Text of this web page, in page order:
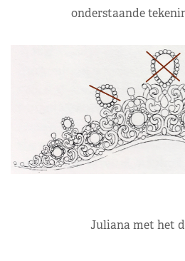
onderstaande
Juliana met het